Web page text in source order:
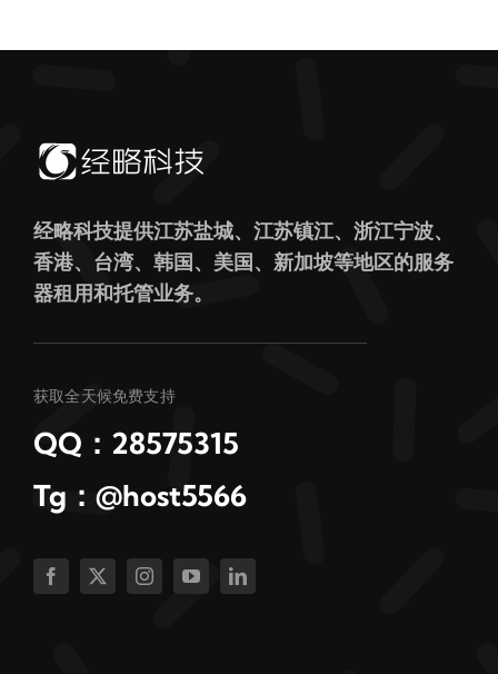
经略科技提供江苏盐城、江苏镇江、浙江宁波、
香港、台湾、韩国、美国、新加坡等地区的服务
器租用和托管业务。
获取全天候免费支持
QQ：28575315
Tg：@host5566